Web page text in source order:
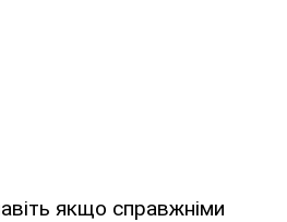
якщо справжніми